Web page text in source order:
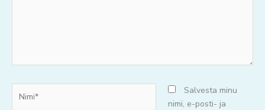
Salvesta minu
nimi, e-posti- ja